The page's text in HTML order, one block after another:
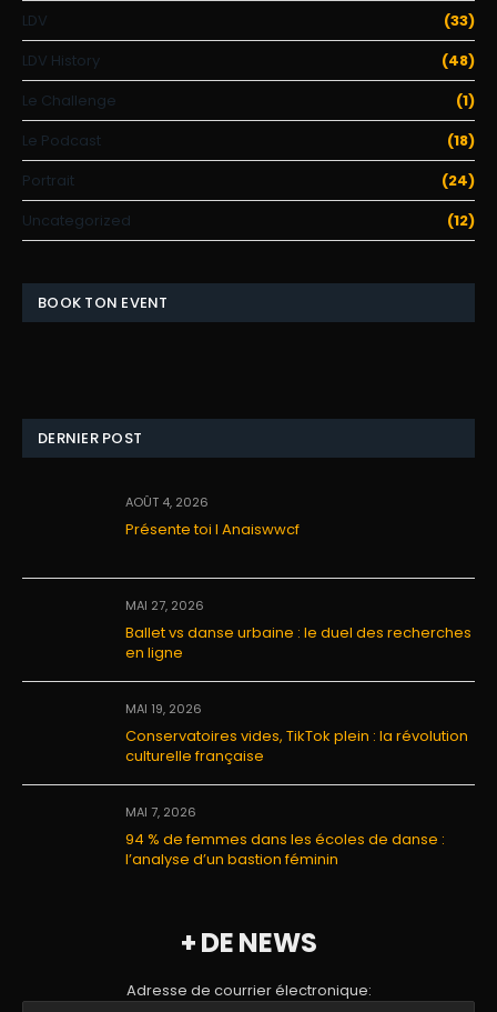
LDV
(33)
LDV History
(48)
Le Challenge
(1)
Le Podcast
(18)
Portrait
(24)
Uncategorized
(12)
BOOK TON EVENT
DERNIER POST
AOÛT 4, 2026
Présente toi I Anaiswwcf
MAI 27, 2026
Ballet vs danse urbaine : le duel des recherches
en ligne
MAI 19, 2026
Conservatoires vides, TikTok plein : la révolution
culturelle française
MAI 7, 2026
94 % de femmes dans les écoles de danse :
l’analyse d’un bastion féminin
+ DE NEWS
Adresse de courrier électronique: